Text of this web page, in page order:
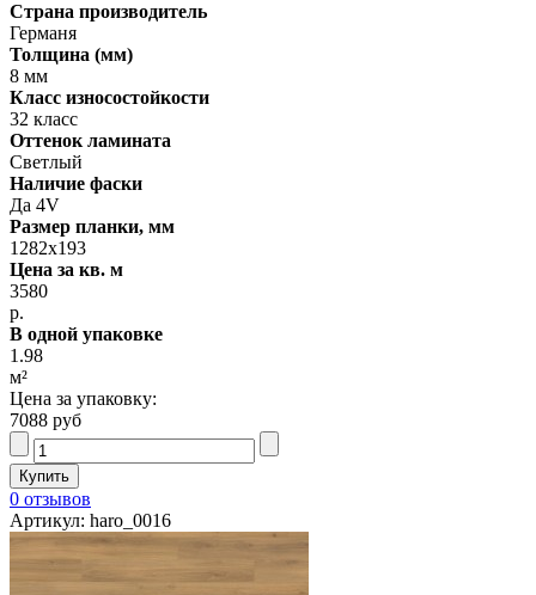
Страна производитель
Германя
Толщина (мм)
8 мм
Класс износостойкости
32 класс
Оттенок ламината
Светлый
Наличие фаски
Да 4V
Размер планки, мм
1282х193
Цена за кв. м
3580
р.
В одной упаковке
1.98
м²
Цена за упаковку:
7088 руб
0 отзывов
Артикул: haro_0016